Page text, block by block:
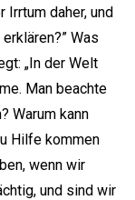
Irrtum daher, und
Was
„In der Welt
Man beachte
Warum kann
Hilfe kommen
wenn wir
und sind wir